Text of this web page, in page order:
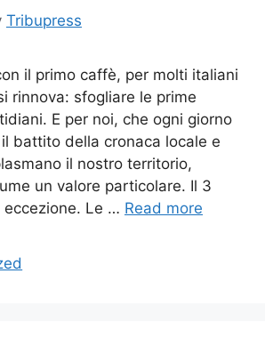
Tribupress
il primo caffè, per molti italiani
rinnova: sfogliare le prime
E per noi, che ogni giorno
battito della cronaca locale e
il nostro territorio,
un valore particolare. Il 3
eccezione. Le … Read more